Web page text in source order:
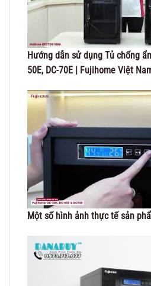
Hướng dẫn sử dụng Tủ chống
50E, DC-70E | Fujihome Việt
Một số hình ảnh thực tế sản